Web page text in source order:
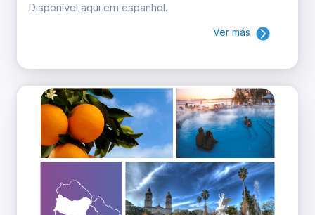
Disponível aqui em espanhol.
Ver más